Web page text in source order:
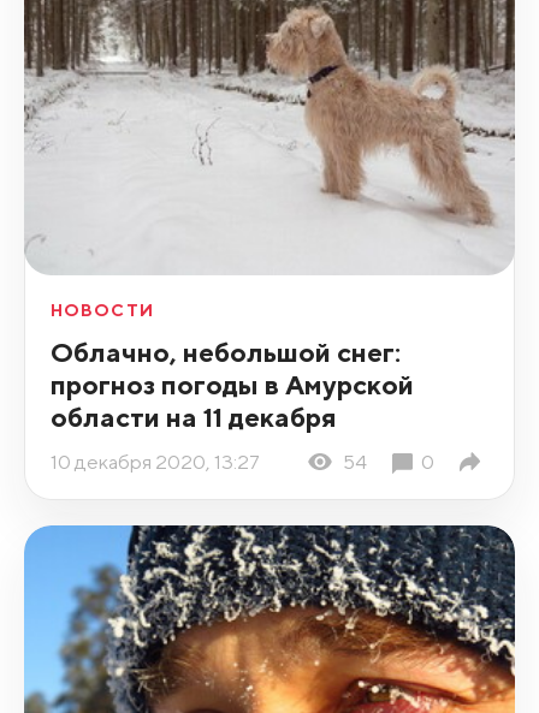
НОВОСТИ
Облачно, небольшой снег:
прогноз погоды в Амурской
области на 11 декабря
10 декабря 2020, 13:27 54 0